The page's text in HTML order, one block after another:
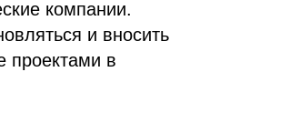
компании.
и вносить
проектами в